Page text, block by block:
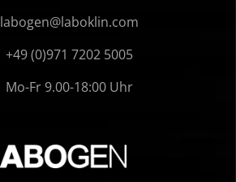
labogen@laboklin.com
+49 (0)971 7202 5005
Mo-Fr 9.00-18:00 Uhr